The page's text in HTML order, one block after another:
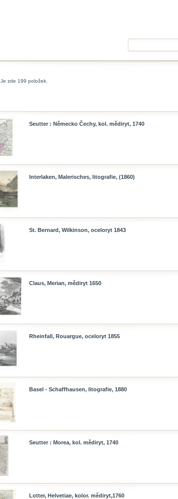
Je zde 199 položek.
Seutter : Německo Čechy, kol. mědiryt, 1740
Interlaken, Malerisches, litografie, (1860)
St. Bernard, Wilkinson, oceloryt 1843
Claus, Merian, mědiryt 1650
Rheinfall, Rouargue, oceloryt 1855
Basel - Schaffhausen, litografie, 1880
Seutter : Morea, kol. mědiryt, 1740
Lotter, Helvetiae, kolor. mědiryt,1760